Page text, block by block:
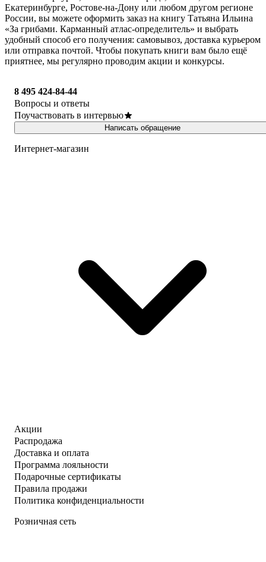
Екатеринбурге, Ростове-на-Дону или любом другом регионе
России, вы можете оформить заказ на книгу Татьяна Ильина
«За грибами. Карманный атлас-определитель» и выбрать
удобный способ его получения: самовывоз, доставка курьером
или отправка почтой. Чтобы покупать книги вам было ещё
приятнее, мы регулярно проводим акции и конкурсы.
8 495 424-84-44
Вопросы и ответы
Поучаствовать в интервью
Написать обращение
Интернет-магазин
Акции
Распродажа
Доставка и оплата
Программа лояльности
Подарочные сертификаты
Правила продажи
Политика конфиденциальности
Розничная сеть